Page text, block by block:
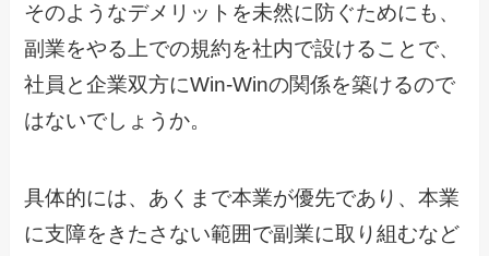
そのようなデメリットを未然に防ぐためにも、
副業をやる上での規約を社内で設けることで、
社員と企業双方にWin-Winの関係を築けるので
はないでしょうか。
具体的には、あくまで本業が優先であり、本業
に支障をきたさない範囲で副業に取り組むなど